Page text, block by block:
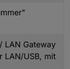
LAN Gateway
LAN/USB, mit